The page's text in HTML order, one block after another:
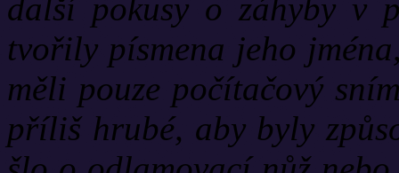
další pokusy o záhyby v
tvořily písmena jeho
měli pouze počítačový
příliš hrubé, aby byly